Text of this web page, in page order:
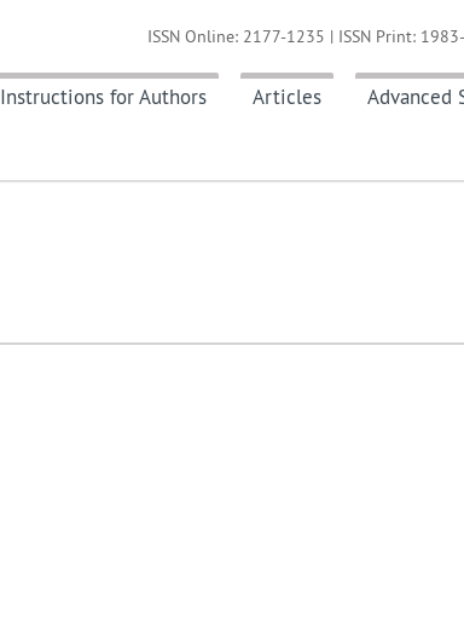
Instructions for Authors Articles Advanced
ISSN Online: 2177-1235 | ISSN Print: